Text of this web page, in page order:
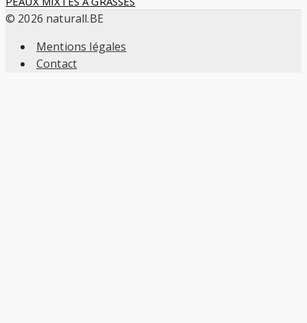
l’article
© 2026 naturall.BE
Mentions légales
Contact